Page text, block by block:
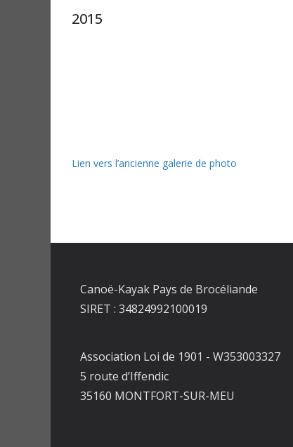
2015
Lien vers l’ancienne galerie de photo
Canoë-Kayak Pays de Brocéliande
SIRET : 34824992100019
Association Loi de 1901 - W353003327
5 route d’Iffendic
35160 MONTFORT-SUR-MEU